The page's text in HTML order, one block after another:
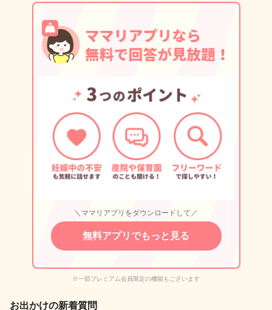
＼ママリアプリをダウンロードして／
無料アプリでもっと見る
※一部プレミアム会員限定の機能もございます
お出かけの新着質問